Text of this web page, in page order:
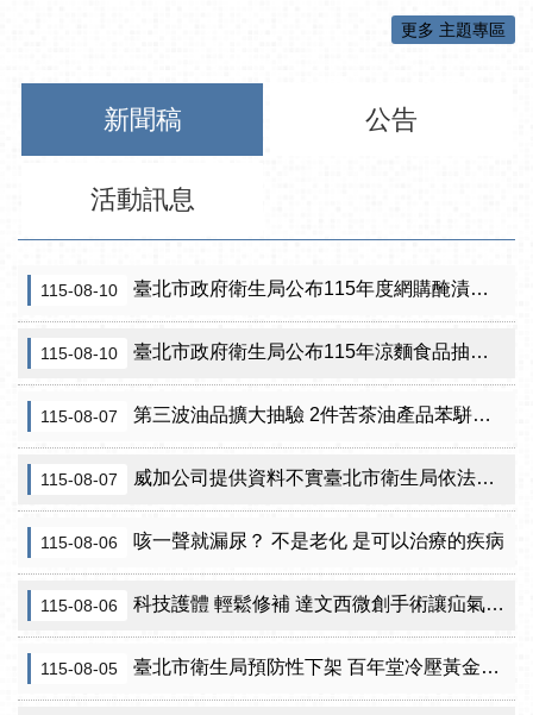
更多 主題專區
新聞稿 公告
活動訊息
115-08-10 臺北市政府衛生局公布115年度網購醃漬食品抽驗結果
115-08-10 臺北市政府衛生局公布115年涼麵食品抽驗結果
115-08-07 第三波油品擴大抽驗 2件苦茶油產品苯駢芘超標 前已要求預防性下架
115-08-07 威加公司提供資料不實臺北市衛生局依法重罰300萬元 續查苦茶油及原料下游
115-08-06 咳一聲就漏尿？ 不是老化 是可以治療的疾病
115-08-06 科技護體 輕鬆修補 達文西微創手術讓疝氣治療更精準
115-08-05 臺北市衛生局預防性下架 百年堂冷壓黃金苦茶油產品